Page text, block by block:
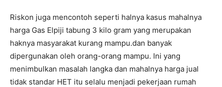
Riskon juga mencontoh seperti halnya kasus mahalnya
harga Gas Elpiji tabung 3 kilo gram yang merupakan
haknya masyarakat kurang mampu.dan banyak
dipergunakan oleh orang-orang mampu. Ini yang
menimbulkan masalah langka dan mahalnya harga jual
tidak standar HET itu selalu menjadi pekerjaan rumah